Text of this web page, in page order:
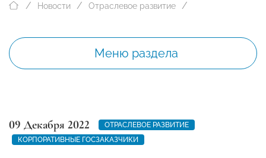
Новости Отраслевое развитие
Меню раздела
09 Декабря 2022
ОТРАСЛЕВОЕ РАЗВИТИЕ
КОРПОРАТИВНЫЕ ГОСЗАКАЗЧИКИ